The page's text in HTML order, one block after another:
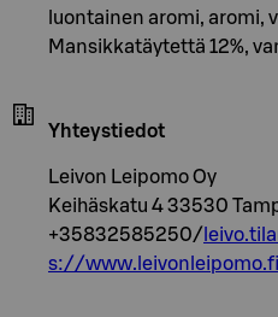
luontainen aromi, aromi,
Mansikkatäytettä 12%,
Yhteystiedot
Leivon Leipomo Oy
Keihäskatu 4 33530
+35832585250/
s://www.leivonleipomo.fi